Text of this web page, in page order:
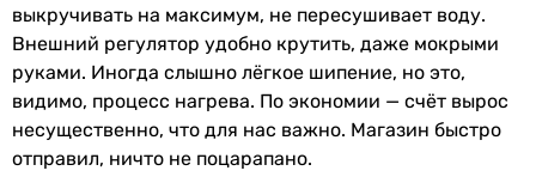
выкручивать на максимум, не пересушивает воду.
Внешний регулятор удобно крутить, даже мокрыми
руками. Иногда слышно лёгкое шипение, но это,
видимо, процесс нагрева. По экономии — счёт вырос
несущественно, что для нас важно. Магазин быстро
отправил, ничто не поцарапано.